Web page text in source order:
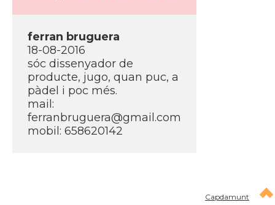
ferran bruguera
18-08-2016
sóc dissenyador de
producte, jugo, quan puc, a
pàdel i poc més.
mail:
ferranbruguera@gmail.com
mobil: 658620142
Capdamunt